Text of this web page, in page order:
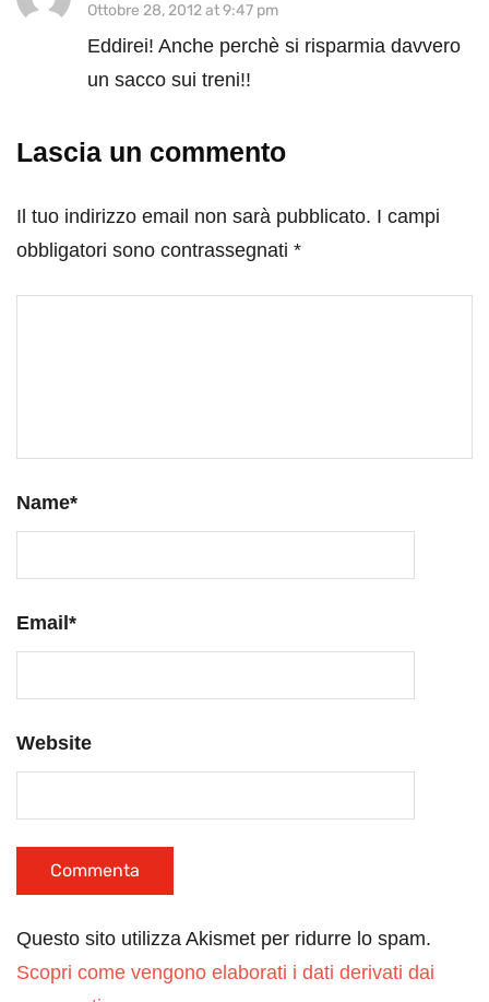
Ottobre 28, 2012 at 9:47 pm
Eddirei! Anche perchè si risparmia davvero
un sacco sui treni!!
Lascia un commento
Il tuo indirizzo email non sarà pubblicato. I campi
obbligatori sono contrassegnati *
Name*
Email *
Website
Questo sito utilizza Akismet per ridurre lo spam.
Scopri come vengono elaborati i dati derivati dai